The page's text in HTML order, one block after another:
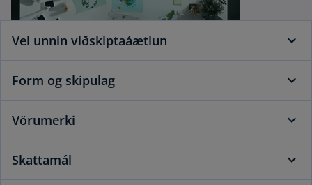
Vel unnin viðskiptaáætlun
Form og skipulag
Vörumerki
Skattamál